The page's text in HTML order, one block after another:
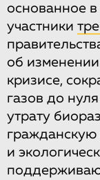
основанное
участники
об
кризисе,
газов до
утрату
гражданскую
и